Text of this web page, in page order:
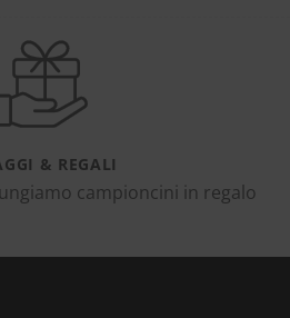
& REGALI
campioncini in regalo